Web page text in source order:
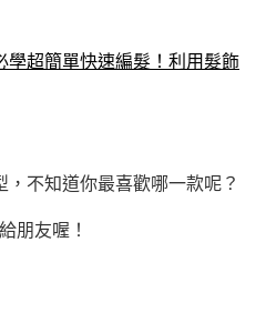
學超簡單快速編髮！利用髮飾
不知道你最喜歡哪一款呢？
朋友喔！